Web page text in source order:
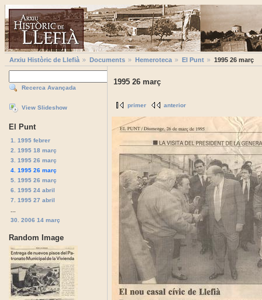
Arxiu Històric de Llefià Documents Hemeroteca El Punt 1995 26 març
Recerca Avançada
View Slideshow
El Punt
1. 1995 febrer
2. 1995 18 març
3. 1995 26 març
4. 1995 26 març
5. 1995 26 març
6. 1995 24 abril
7. 1995 27 abril
30. 2006 14 març
Random Image
1995 26 març
primer anterior